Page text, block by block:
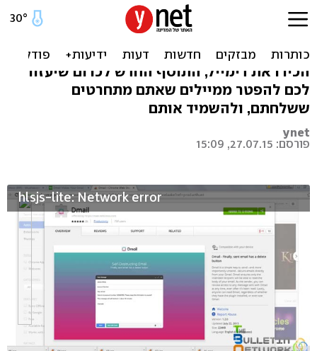
כך תשמידו מיילים ששלחתם
הכירו את דימייל, התוסף החדש לכרום שיעזור
לכם להפטר ממיילים שאתם מתחרטים
ששלחתם, ולהשמיד אותם
ynet
פורסם: 27.07.15, 15:09
hlsjs-lite: Network error